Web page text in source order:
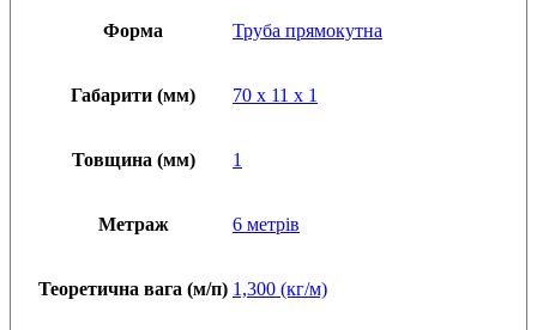
Форма Труба прямокутна
Габарити (мм) 70 x 11 x 1
Товщина (мм) 1
Метраж 6 метрів
Теоретична вага (м/п) 1,300 (кг/м)